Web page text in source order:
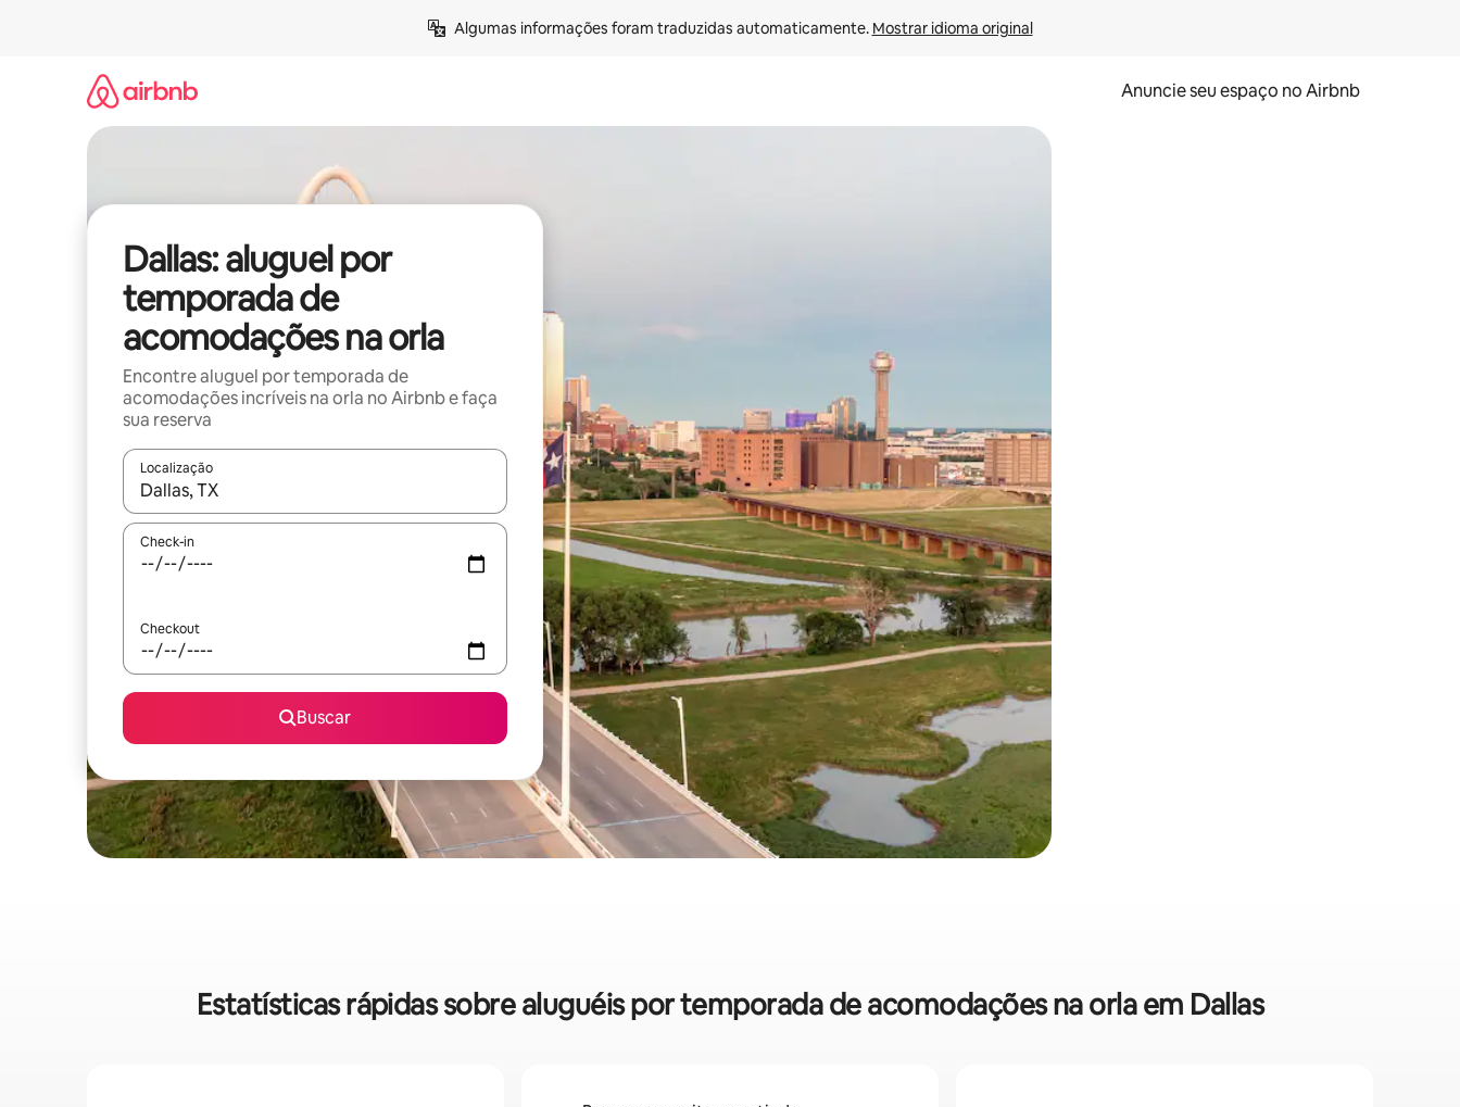
Algumas informações foram traduzidas automaticamente. Mostrar idioma original
Anuncie seu espaço no Airbnb
Dallas: aluguel por
temporada de
acomodações na orla
Encontre aluguel por temporada de
acomodações incríveis na orla no Airbnb e faça
sua reserva
Localização
Quando os resultados estiverem disponíveis, explore-os usando as seta para cima e para baixo do teclado ou tocando e deslizando o dedo na tela.
Check-in
Checkout
Buscar
Estatísticas rápidas sobre aluguéis por temporada de acomodações na orla em Dallas